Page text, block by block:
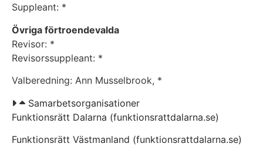
Suppleant: *
Övriga förtroendevalda
Revisor: *
Revisorssuppleant: *
Valberedning: Ann Musselbrook, *
Samarbetsorganisationer
Funktionsrätt Dalarna (funktionsrattdalarna.se)
Funktionsrätt Västmanland (funktionsrattdalarna.se)